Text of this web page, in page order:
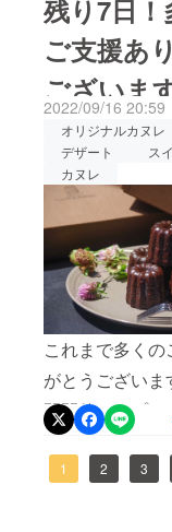
ベルギー産のク
チュール。ベル
いっても様々
トがありますが
して口どけが良
との相性も良い
び、使用して
コレート単体
風味、口どけは
使用したとき、
として使用した
状態によって味
が生まれます。
生かすようにチ
を選びます。
よく捉えるこ
ました!初めての
も大きかった
で多くの方に支
だいたことを本
気持ちでいっぱ
れからも多くの
ツの素晴らし
を伝えてまいり
りわずかのプロ
間となりますが
よろしくお願い
残り7日！
ご支援あ
ござい
「創作カ
ロジェク
2022/09/16 20:59
オリジナルカヌレ
デザート
ス
カヌレ
これまで多くの
がとうございま
間開催したプロ
残すところあと
ました！！初
1 2 3